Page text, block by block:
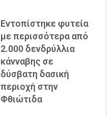
Εντοπίστηκε φυτεία
με περισσότερα από
2.000 δενδρύλλια
κάνναβης σε
δύσβατη δασική
περιοχή στην
Φθιώτιδα